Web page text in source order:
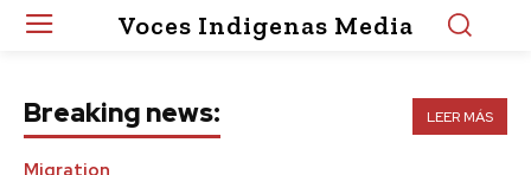
Voces Indigenas Media
LEER MÁS
Breaking news: